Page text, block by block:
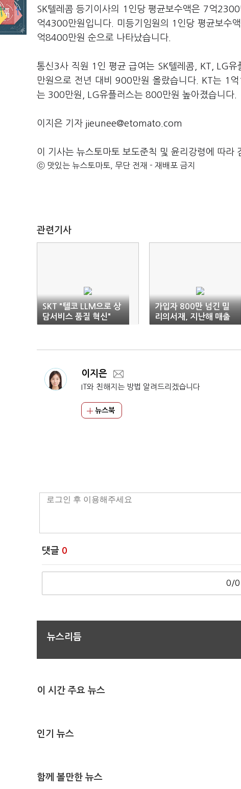
SK텔레콤 등기이사의 1인당 평균보수액은 7억
억4300만원입니다. 미등기임원의 1인당 평균보수
억8400만원 순으로 나타났습니다.
통신3사 직원 1인 평균 급여는 SK텔레콤, KT, LG
만원으로 전년 대비 900만원 올랐습니다. KT는 1
는 300만원, LG유플러스는 800만원 높아졌습니다.
이지은 기자 jieunee@etomato.com
이 기사는 뉴스토마토 보도준칙 및 윤리강령에 따라
ⓒ 맛있는 뉴스토마토, 무단 전재 - 재배포 금지
관련기사
SKT "텔코 LLM으로 상
담서비스 품질 혁신"
가입자 800만 넘긴 밀
리의서재, 지난해 매출
726억 달성
이지은
IT와 친해지는 방법 알려드리겠습니다
뉴스북
댓글 0
0/0
뉴스리듬
이 시간 주요 뉴스
인기 뉴스
함께 볼만한 뉴스